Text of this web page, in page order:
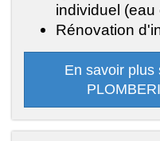
individuel
Rénovation
En savoir plus